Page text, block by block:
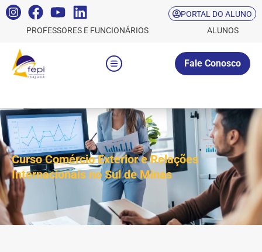
PORTAL DO ALUNO
PROFESSORES E FUNCIONÁRIOS
ALUNOS
Fale Conosco
Curso Comércio Exterior e Relações
Internacionais no Sul de Minas